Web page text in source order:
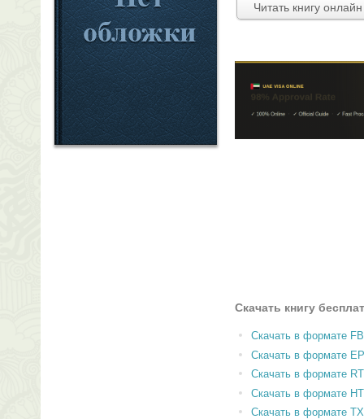
Читать книгу
Скачать книгу
Скачать в формате
Скачать в формате
Скачать в формате
Скачать в формате
Скачать в формате